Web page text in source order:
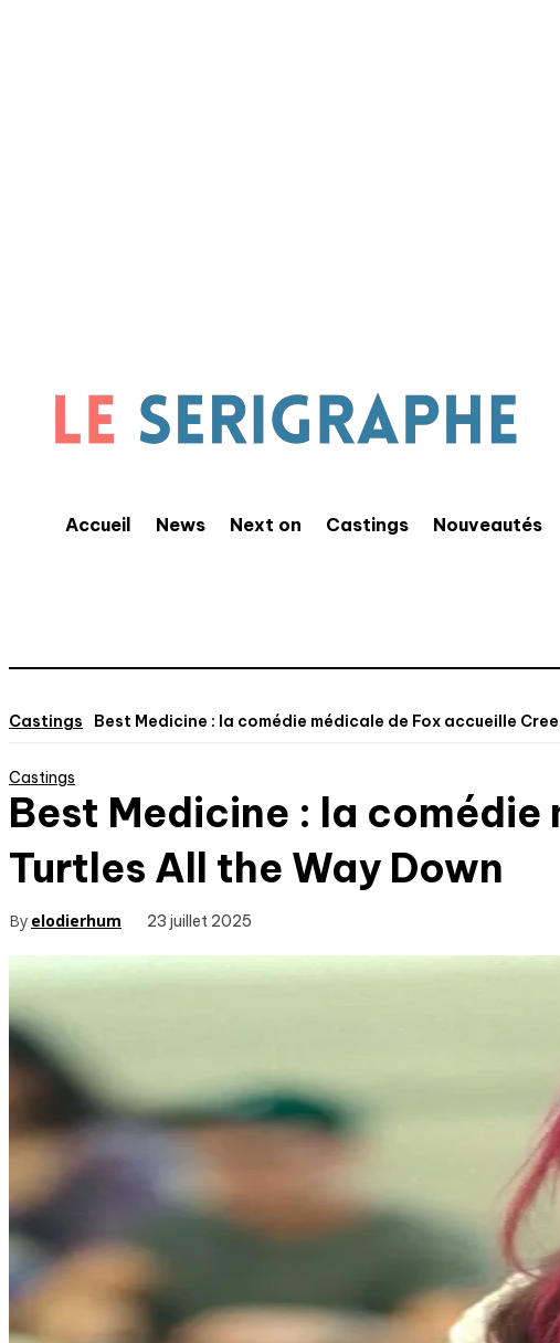
Accueil News Next on Castings Nouveautés
Castings Best Medicine : la comédie médicale de Fox accueille
Castings
Best Medicine : la
Turtles All the Way Down
By elodierhum 23 juillet 2025